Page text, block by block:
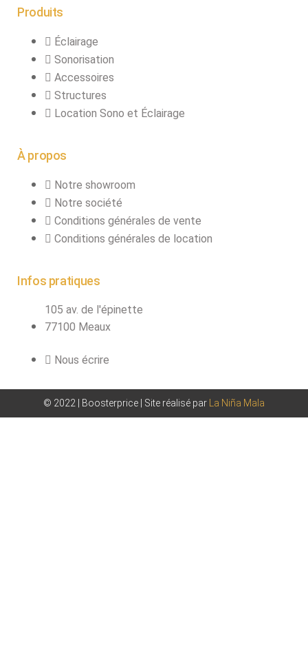
connecteurs
et pieds
Structure pro alu
Produits
Éclairage
Sonorisation
Accessoires
Structures
Location Sono et Éclairage
À propos
Notre showroom
Notre société
Conditions générales de vente
Conditions générales de location
Infos pratiques
105 av. de l'épinette
77100 Meaux
Nous écrire
© 2022 | Boosterprice | Site réalisé par La Niña Mala